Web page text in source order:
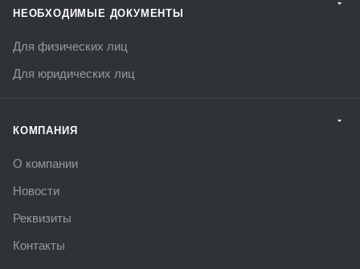
НЕОБХОДИМЫЕ ДОКУМЕНТЫ
Для физических лиц
Для юридических лиц
КОМПАНИЯ
О компании
Новости
Реквизиты
Контакты